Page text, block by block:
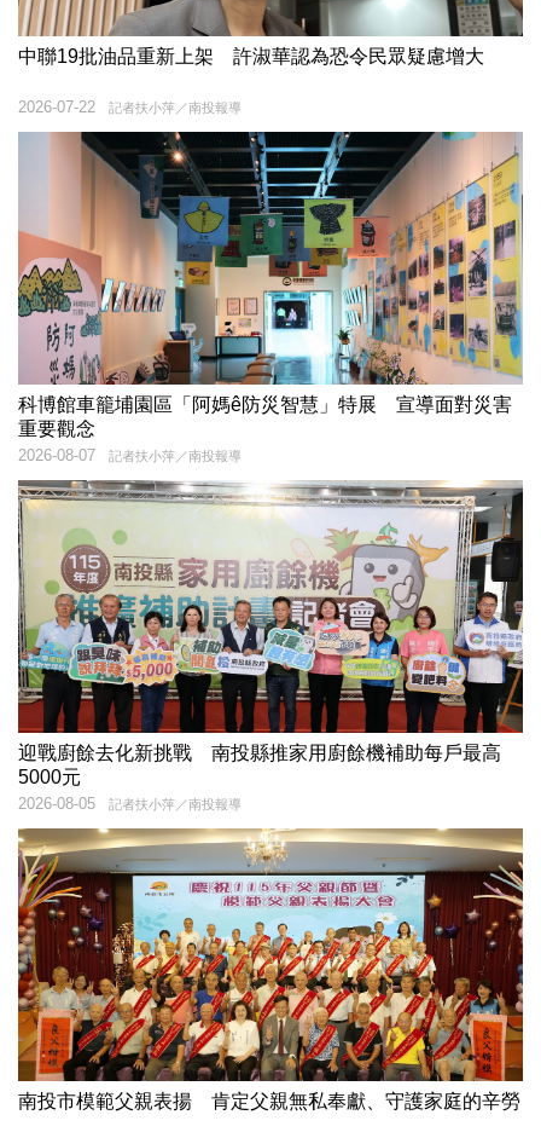
中聯19批油品重新上架 許淑華認為恐令民眾疑慮增大
記者扶小萍／南投報導
2026-07-22
科博館車籠埔園區「阿媽ê防災智慧」特展 宣導面對災害
重要觀念
記者扶小萍／南投報導
2026-08-07
迎戰廚餘去化新挑戰 南投縣推家用廚餘機補助每戶最高
5000元
記者扶小萍／南投報導
2026-08-05
南投市模範父親表揚 肯定父親無私奉獻、守護家庭的辛勞